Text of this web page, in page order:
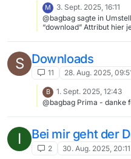
speichern)
M
3. Sept. 2025, 16:11
@bagbag sagte in Umstellung?: Ein Download-
“download” Attribut hier
(fremde Domains)
finden. Die
angehören, ich habe
Und, ja: Der Download-
nicht ganz so, wie
Tab und kann via
S Downloads
11 28. Aug. 2025,
B
1. Sept. 2025, 12:43
@bagbag Prima - danke
I Bei mir geht der
2 30. Aug. 2025, 20:11